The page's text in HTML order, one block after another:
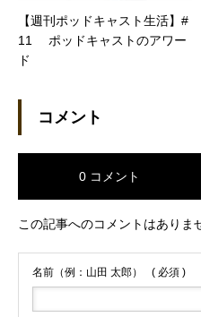
【週刊ポッドキャスト生活】#
11 ポッドキャストのアワー
ド
コメント
0 コメント
この記事へのコメントはありま
名前（例：山田 太郎） ( 必須 )